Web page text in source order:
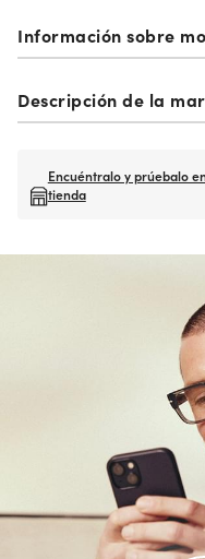
Información sobre
Descripción de la
Encuéntralo y prúebalo
tienda